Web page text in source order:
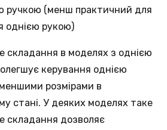
ручкою (менш практичний для
однією рукою)
складання в моделях з однією
керування однією
розмірами в
стані. У деяких моделях таке
складання дозволяє